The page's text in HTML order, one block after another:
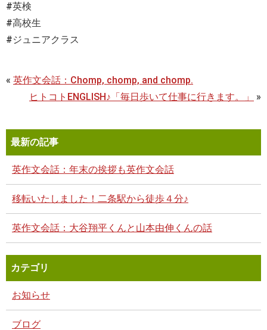
#英検
#高校生
#ジュニアクラス
« 英作文会話：Chomp, chomp, and chomp.
ヒトコトENGLISH♪「毎日歩いて仕事に行きます。」
»
最新の記事
英作文会話：年末の挨拶も英作文会話
移転いたしました！二条駅から徒歩４分♪
英作文会話：大谷翔平くんと山本由伸くんの話
カテゴリ
お知らせ
ブログ